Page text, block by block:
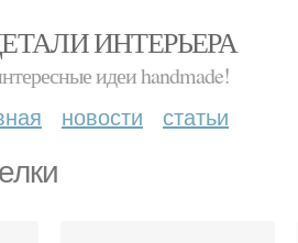
ИНТЕРЬЕРА
идеи handmade!
новости статьи